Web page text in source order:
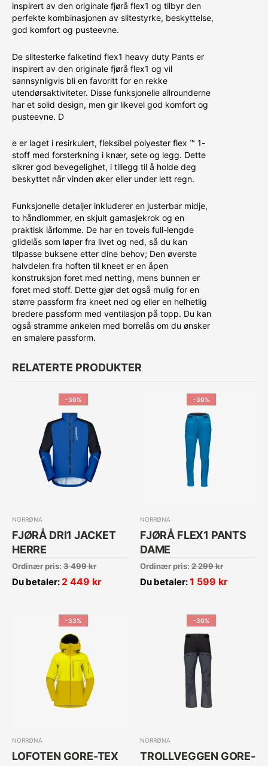
inspirert av den originale fjørå flex1 og tilbyr den
perfekte kombinasjonen av slitestyrke, beskyttelse,
god komfort og pusteevne.
De slitesterke falketind flex1 heavy duty Pants er
inspirert av den originale fjørå flex1 og vil
sannsynligvis bli en favoritt for en rekke
utendørsaktiviteter. Disse funksjonelle allrounderne
har et solid design, men gir likevel god komfort og
pusteevne. D
e er laget i resirkulert, fleksibel polyester flex ™ 1-
stoff med forsterkning i knær, sete og legg. Dette
sikrer god bevegelighet, i tillegg til å holde deg
beskyttet når vinden øker eller under lett regn.
Funksjonelle detaljer inkluderer en justerbar midje,
to håndlommer, en skjult gamasjekrok og en
praktisk lårlomme. De har en toveis full-lengde
glidelås som løper fra livet og ned, så du kan
tilpasse buksene etter dine behov; Den øverste
halvdelen fra hoften til kneet er en åpen
konstruksjon foret med netting, mens bunnen er
foret med stoff. Dette gjør det også mulig for en
større passform fra kneet ned og eller en helhetlig
bredere passform med ventilasjon på topp. Du kan
også stramme ankelen med borrelås om du ønsker
en smalere passform.
RELATERTE PRODUKTER
-30%
NORRØNA
FJØRÅ DRI1 JACKET
HERRE
Ordinær pris: 3 499kr
Du betaler: 2 449 kr
-30%
NORRØNA
FJØRÅ FLEX1 PANTS
DAME
Ordinær pris: 2 299kr
Du betaler:1 599 kr
-33%
NORRØNA
LOFOTEN GORE-TEX
-30%
NORRØNA
TROLLVEGGEN GORE-